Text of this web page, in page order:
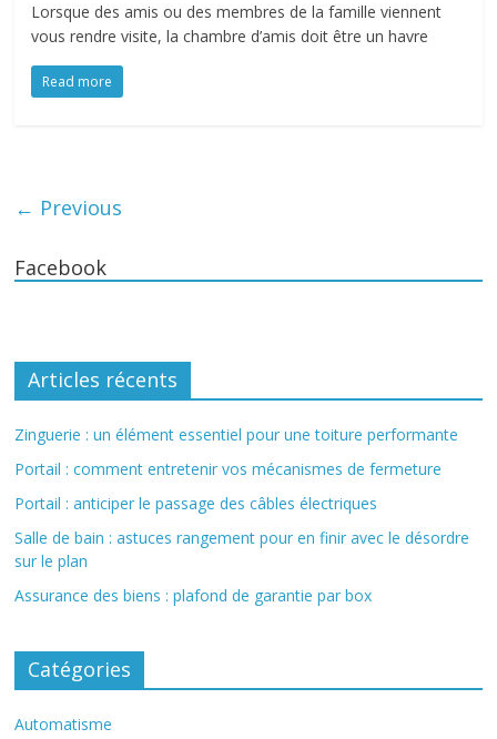
Lorsque des amis ou des membres de la famille viennent
vous rendre visite, la chambre d’amis doit être un havre
Read more
← Previous
Facebook
Articles récents
Zinguerie : un élément essentiel pour une toiture performante
Portail : comment entretenir vos mécanismes de fermeture
Portail : anticiper le passage des câbles électriques
Salle de bain : astuces rangement pour en finir avec le désordre
sur le plan
Assurance des biens : plafond de garantie par box
Catégories
Automatisme